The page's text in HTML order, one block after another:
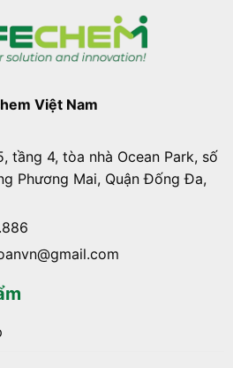
Việt Nam
tầng 4, tòa nhà Ocean Park, số
Phương Mai, Quận Đống Đa,